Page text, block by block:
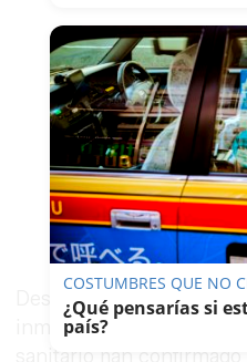
Desde el centro
inmediato, a la Guardia
sanitario han
COSTUMBRES QUE NO
¿Qué pensarías si
país?